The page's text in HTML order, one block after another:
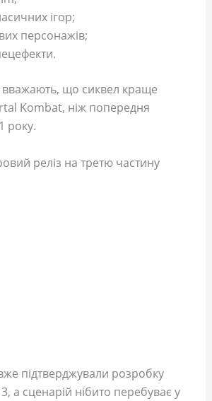
ігор;
персонажів;
вважають, що сиквел краще
Kombat, ніж попередня
року.
реліз на третю частину
підтверджували розробку
а сценарій нібито перебуває у